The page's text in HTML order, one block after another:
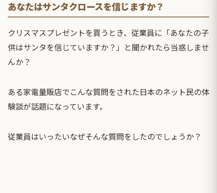
あなたはサンタクロースを信じますか？
クリスマスプレゼントを買うとき、従業員に「あなたの子
供はサンタを信じていますか？」と聞かれたら当惑しませ
んか？
ある家電量販店でこんな質問をされた日本のネット民の体
験談が話題になっています。
従業員はいったいなぜそんな質問をしたのでしょうか？